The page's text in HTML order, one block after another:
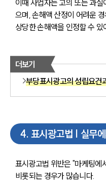
이때 사업자는 고의 또는 과
으며, 손해액 산정이 어려운
상당한 손해액을 인정할 수
더보기
부당표시광고의 성립요건
4. 표시광고법 | 실무
표시광고법 위반은 "마케팅에
비롯되는 경우가 많습니다.